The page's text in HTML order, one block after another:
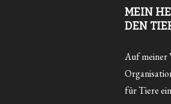
MEIN
DEN
Auf meiner
für Tiere